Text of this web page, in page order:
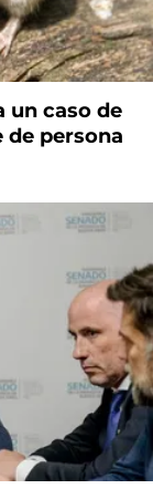
un caso de
de persona